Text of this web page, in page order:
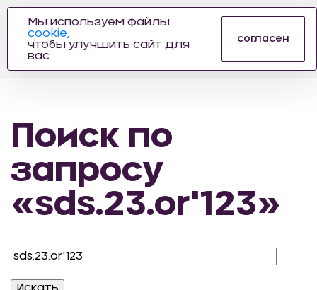
АВТОЗАПЧАСТЕЙ
Поиск по
запросу
«sds.23.or'123»
Мы используем файлы
cookie,
чтобы улучшить сайт для
вас
согласен